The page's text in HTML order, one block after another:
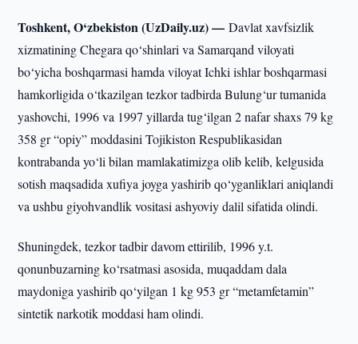
Toshkent, O‘zbekiston (UzDaily.uz) —Davlat xavfsizlik
xizmatining Chegara qo‘shinlari va Samarqand viloyati
bo‘yicha boshqarmasi hamda viloyat Ichki ishlar boshqarmasi
hamkorligida o‘tkazilgan tezkor tadbirda Bulung‘ur tumanida
yashovchi, 1996 va 1997 yillarda tug‘ilgan 2 nafar shaxs 79 kg
358 gr “opiy” moddasini Tojikiston Respublikasidan
kontrabanda yo‘li bilan mamlakatimizga olib kelib, kelgusida
sotish maqsadida xufiya joyga yashirib qo‘yganliklari aniqlandi
va ushbu giyohvandlik vositasi ashyoviy dalil sifatida olindi.
Shuningdek, tezkor tadbir davom ettirilib, 1996 y.t.
qonunbuzarning ko‘rsatmasi asosida, muqaddam dala
maydoniga yashirib qo‘yilgan 1 kg 953 gr “metamfetamin”
sintetik narkotik moddasi ham olindi.